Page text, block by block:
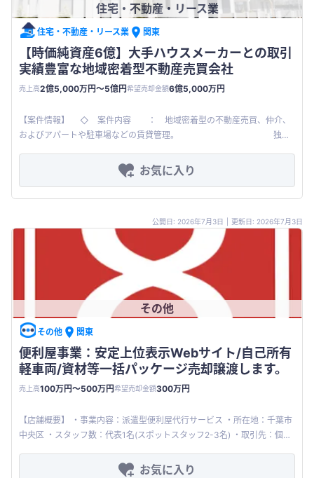
住宅・不動産・リース業
住宅・不動産・リース業 関東
【時価純資産6億】大手ハウスメーカーとの取引
実績豊富な地域密着型不動産売買会社
売上高2億5,000万円〜5億円希望売却金額6億5,000万円
【案件情報】 ◇ 案件内容 ： 地域密着型の不動産売買、仲介、
およびアパートや駐車場などの賃貸管理。 独自
お気に入り
公開日: 2026年7月3日 更新日: 2026年7月3日
その他
その他 関東
便利屋事業：安定上位表示Webサイト/自己所有
軽車両/資材等一括パッケージ売却譲渡します。
売上高100万円〜500万円希望売却金額300万円
【店舗概要】 ・事業内容：派遣型便利屋代行サービス ・所在地：千葉市
中央区 ・スタッフ数：代表1名(スポットスタッフ2-3名) ・取引先：個人
お気に入り